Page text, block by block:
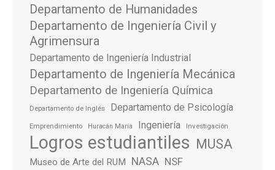
Departamento de Humanidades
Departamento de Ingeniería Civil y
Agrimensura
Departamento de Ingeniería Industrial
Departamento de Ingeniería Mecánica
Departamento de Ingeniería Química
Departamento de Inglés Departamento de Psicología
Emprendimiento Huracán María Ingeniería Investigación
Logros estudiantiles MUSA
Museo de Arte del RUM NASA NSF